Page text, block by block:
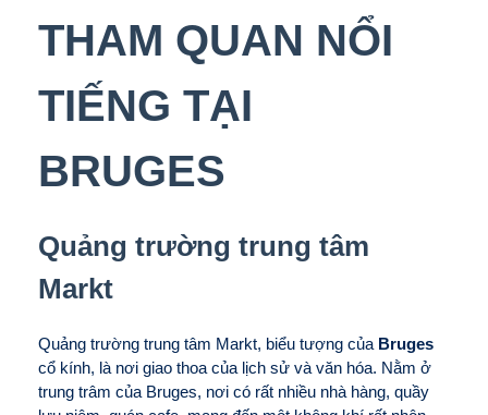
THAM QUAN NỔI
TIẾNG TẠI
BRUGES
Quảng trường trung tâm
Markt
Quảng trường trung tâm Markt, biểu tượng của Bruges
cổ kính, là nơi giao thoa của lịch sử và văn hóa. Nằm ở
trung trâm của Bruges, nơi có rất nhiều nhà hàng, quầy